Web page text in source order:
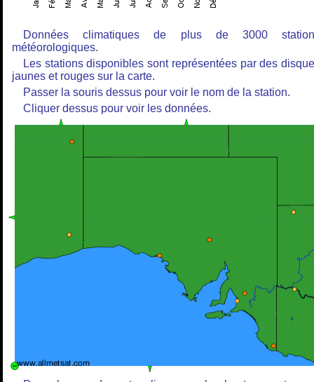
Données climatiques de plus de 3000
météorologiques.
Les stations disponibles sont représentées par des
jaunes et rouges sur la carte.
Passer la souris dessus pour voir le nom de la station.
Cliquer dessus pour voir les données.